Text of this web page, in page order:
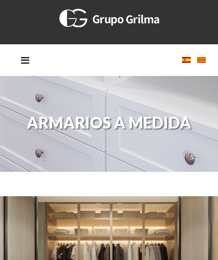
ARMARIOS A MEDIDA